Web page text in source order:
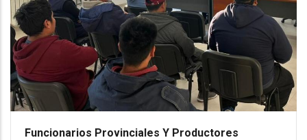
Funcionarios Provinciales Y Productores